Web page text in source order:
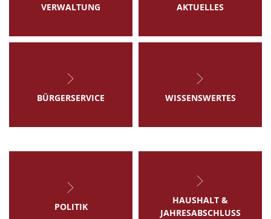
VERWALTUNG AKTUELLES
BÜRGERSERVICE WISSENSWERTES
POLITIK
HAUSHALT &
JAHRESABSCHLUSS